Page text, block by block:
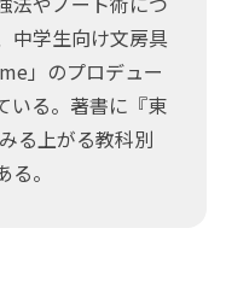
中学生向け文房具
」のプロデュー
いる。著書に『東
る上がる教科別
。